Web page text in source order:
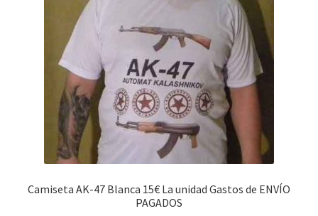
Camiseta AK-47 Blanca 15€ La unidad Gastos de ENVÍO
PAGADOS